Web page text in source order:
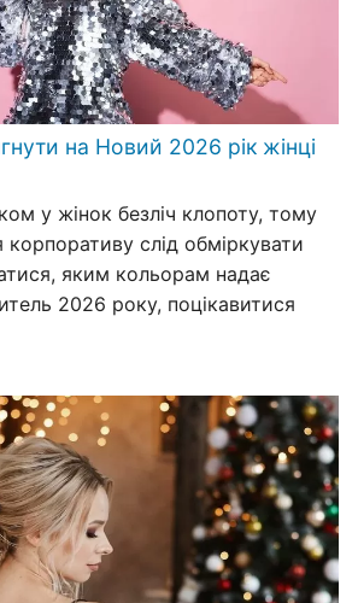
на Новий 2026 рік жінці
у жінок безліч клопоту, тому
слід обміркувати
яким кольорам надає
2026 року, поцікавитися